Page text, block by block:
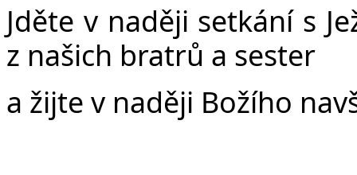
Jděte v naději setkání s
z našich bratrů a sester
a žijte v naději Božího